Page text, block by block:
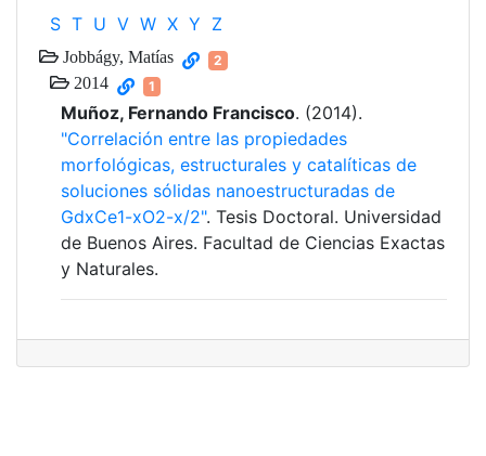
S T U V W X Y Z
Jobbágy, Matías 2
2014 1
Muñoz, Fernando Francisco. (2014).
"Correlación entre las propiedades
morfológicas, estructurales y catalíticas de
soluciones sólidas nanoestructuradas de
GdxCe1-xO2-x/2". Tesis Doctoral. Universidad
de Buenos Aires. Facultad de Ciencias Exactas
y Naturales.